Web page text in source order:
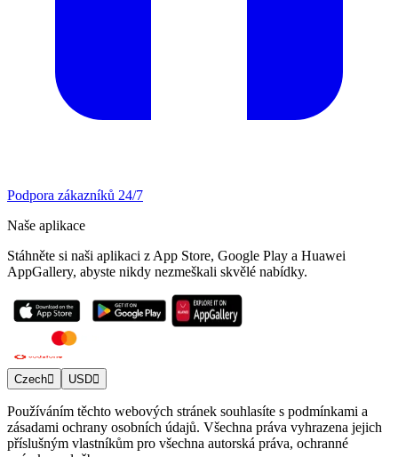
Podpora zákazníků 24/7
Naše aplikace
Stáhněte si naši aplikaci z App Store, Google Play a Huawei
AppGallery, abyste nikdy nezmeškali skvělé nabídky.
Czech USD
Používáním těchto webových stránek souhlasíte s podmínkami a
zásadami ochrany osobních údajů. Všechna práva vyhrazena jejich
příslušným vlastníkům pro všechna autorská práva, ochranné